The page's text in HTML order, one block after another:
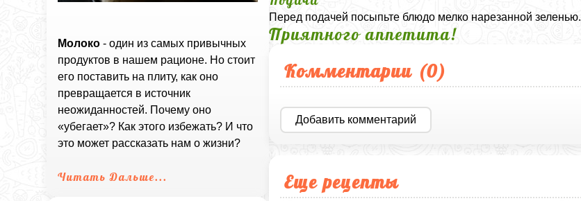
Молоко - один из самых привычных
продуктов в нашем рационе. Но стоит
его поставить на плиту, как оно
превращается в источник
неожиданностей. Почему оно
«убегает»? Как этого избежать? И что
это может рассказать нам о жизни?
Читать Дальше...
Перед подачей посыпьте блюдо мелко нарезанной зеленью.
Приятного аппетита!
Комментарии (0)
Добавить комментарий
Еще рецепты